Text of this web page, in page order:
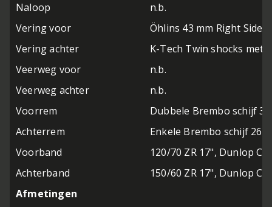
Naloop
n.b.
Vering voor
Öhlins 43 mm Right Side
Vering achter
K-Tech Twin shocks met
Veerweg voor
n.b.
Veerweg achter
n.b.
Voorrem
Dubbele Brembo schijf
Achterrem
Enkele Brembo schijf
Voorband
120/70 ZR 17", Dunlop
Achterband
150/60 ZR 17", Dunlop
Afmetingen